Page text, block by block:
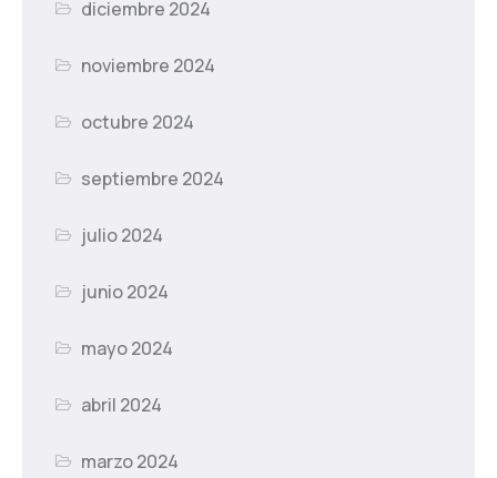
diciembre 2024
noviembre 2024
octubre 2024
septiembre 2024
julio 2024
junio 2024
mayo 2024
abril 2024
marzo 2024